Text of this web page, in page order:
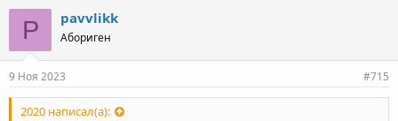
P pavvlikk
Абориген
9 Ноя 2023 #715
2020 написал(а):